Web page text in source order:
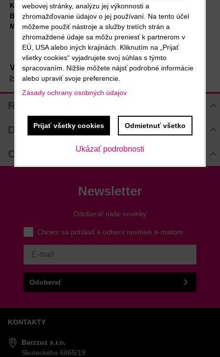
Krajina pôvodu:India
Balenie:15 x 3,5 g = 52,5 g
Minimálna trvanlivosť do: 28. 02. 2027
Viac z kategórie
Cascara, čaj, čokoláda
Recenzie
Hodnotenie produktu
Diskusia
Komentáre k produktu
Zatiaľ nie sú žiadne komentáre! Buďte prvý!
Otázka k produktu
Odoslať
Newsletter
Odoberať naše novinky
Chcem sa prihlásiť k odberu noviniek e-mailom
Odoberať
KONTAKTY
Barzzuz s.r.o.
Skuteckého 6865/19
webovej stránky, analýzu jej výkonnosti a
zhromažďovanie údajov o jej používaní. Na tento účel
môžeme použiť nástroje a služby tretích strán a
zhromaždené údaje sa môžu preniesť k partnerom v
EÚ, USA alebo iných krajinách. Kliknutím na „Prijať
všetky cookies“ vyjadrujete svoj súhlas s týmto
spracovaním. Nižšie môžete nájsť podrobné informácie
alebo upraviť svoje preferencie.
Zásady ochrany osobných údajov
Ukázať podrobnosti
Prijať všetky cookies Odmietnuť všetko